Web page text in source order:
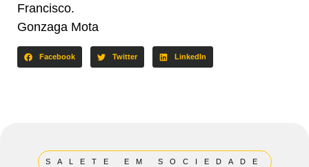
Francisco.
Gonzaga Mota
Facebook Twitter LinkedIn
SALETE EM SOCIEDADE